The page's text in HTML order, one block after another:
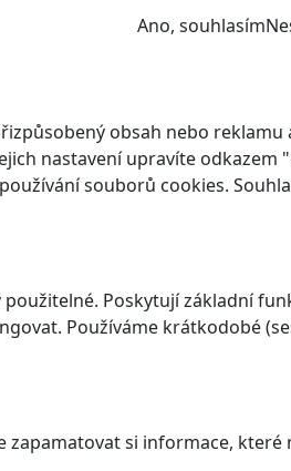
Ano, souhlasím
obsah nebo
nastavení upravíte
souborů cookies.
Poskytují základní
Používáme krátkodobé
si informace,